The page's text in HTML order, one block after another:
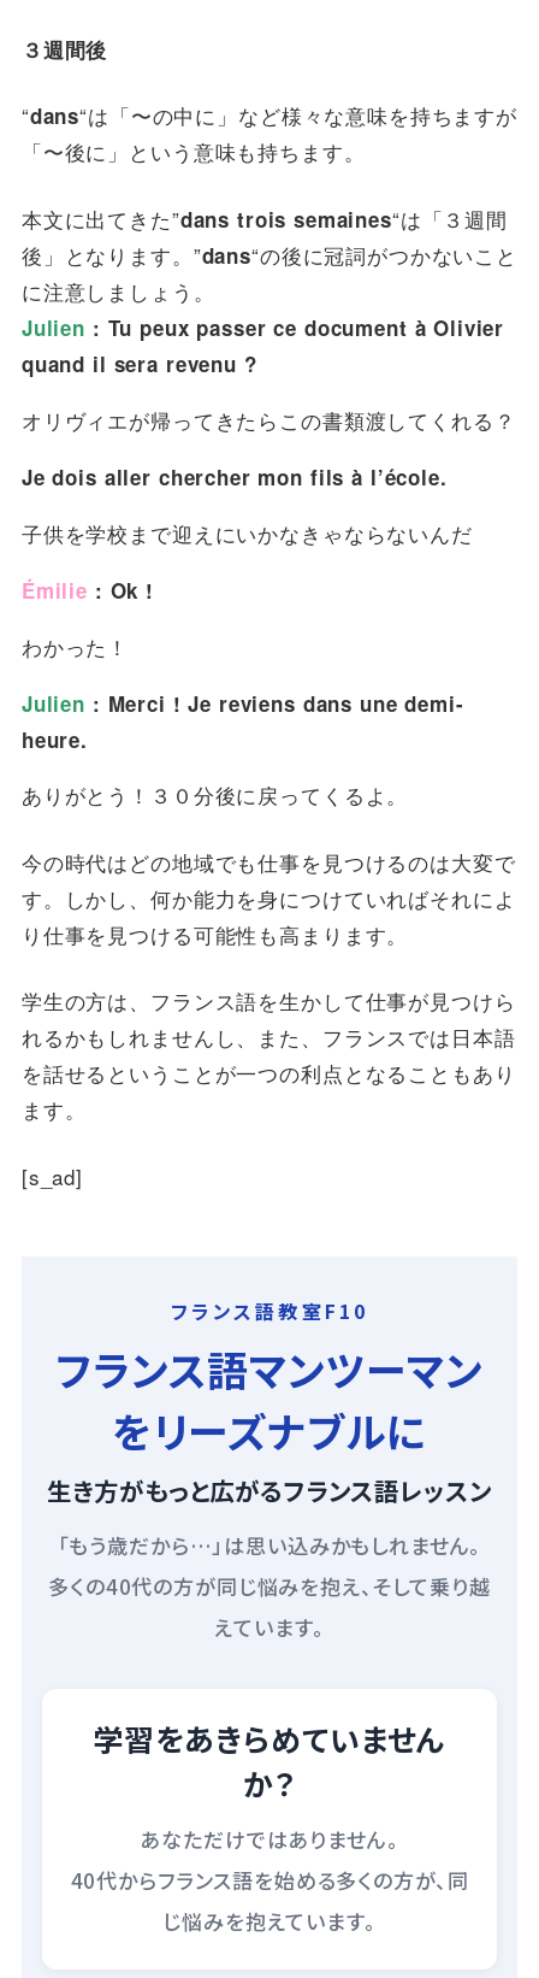
３週間後
“dans“は「〜の中に」など様々な意味を持ちますが
「〜後に」という意味も持ちます。
本文に出てきた”dans trois semaines“は「３週間
後」となります。”dans“の後に冠詞がつかないこと
に注意しましょう。
Julien : Tu peux passer ce document à Olivier
quand il sera revenu ?
オリヴィエが帰ってきたらこの書類渡してくれる？
Je dois aller chercher mon fils à l’école.
子供を学校まで迎えにいかなきゃならないんだ
Émilie : Ok !
わかった！
Julien : Merci ! Je reviens dans une demi-
heure.
ありがとう！３０分後に戻ってくるよ。
今の時代はどの地域でも仕事を見つけるのは大変で
す。しかし、何か能力を身につけていればそれによ
り仕事を見つける可能性も高まります。
学生の方は、フランス語を生かして仕事が見つけら
れるかもしれませんし、また、フランスでは日本語
を話せるということが一つの利点となることもあり
ます。
[s_ad]
フランス語教室F10
フランス語マンツーマン
をリーズナブルに
生き方がもっと広がるフランス語レッスン
「もう歳だから…」は思い込みかもしれません。
多くの40代の方が同じ悩みを抱え、そして乗り越
えています。
学習をあきらめていません
か？
あなただけではありません。
40代からフランス語を始める多くの方が、同
じ悩みを抱えています。